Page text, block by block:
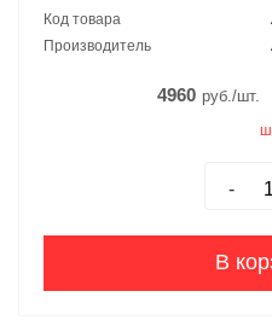
Код товара
Производитель
4960 руб./шт.
-
В